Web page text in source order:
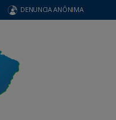
DENUNCIA ANÔNIMA